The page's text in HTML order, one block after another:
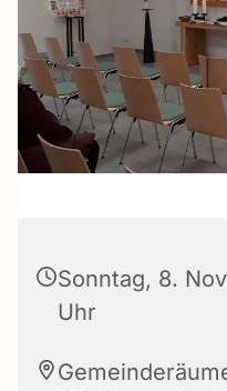
Sonntag, 8.
Uhr